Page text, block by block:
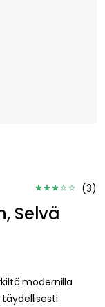
(3)
Selvä
modernilla